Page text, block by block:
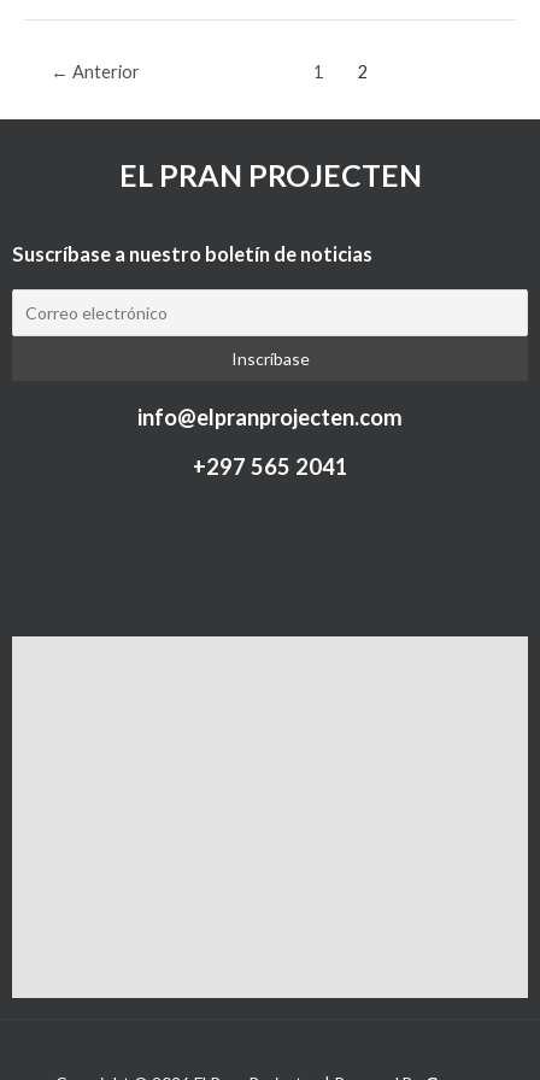
← Anterior 1 2
EL PRAN PROJECTEN
Suscríbase a nuestro boletín de noticias
info@elpranprojecten.com
+297 565 2041​